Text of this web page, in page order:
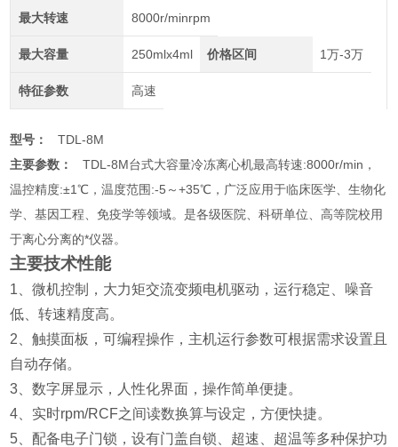
最大转速 8000r/minrpm
最大容量 250mlx4ml 价格区间 1万-3万
特征参数 高速
型号：
TDL-8M
主要参数：
TDL-8M台式大容量冷冻离心机最高转速:8000r/min，
温控精度:±1℃，温度范围:-5～+35℃，广泛应用于临床医学、生物化
学、基因工程、免疫学等领域。是各级医院、科研单位、高等院校用
于离心分离的*仪器。
主要技术性能
1 、微机控制，大力矩交流变频电机驱动，运行稳定、噪音
低、转速精度高。
2 、触摸面板，可编程操作，主机运行参数可根据需求设置且
自动存储。
3 、数字屏显示，人性化界面，操作简单便捷。
4 、实时rpm/RCF之间读数换算与设定，方便快捷。
5 、配备电子门锁，设有门盖自锁、超速、超温等多种保护功